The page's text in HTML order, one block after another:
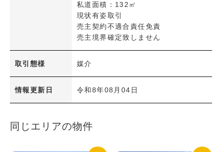
私道面積：132㎡
現状有姿取引
売主契約不適合責任免責
売主境界確定致しません
取引態様 媒介
情報更新日 令和8年08月04日
同じエリアの物件